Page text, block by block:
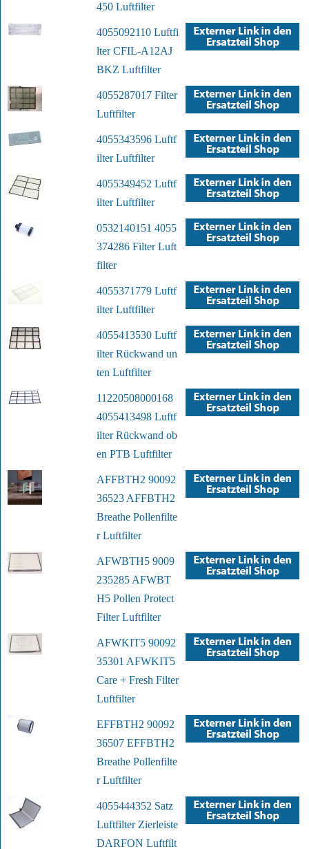
450 Luftfilter
4055092110 Luftfi
lter CFIL-A12AJ
BKZ Luftfilter
4055287017 Filter
Luftfilter
4055343596 Luftf
ilter Luftfilter
4055349452 Luftf
ilter Luftfilter
0532140151 4055
374286 Filter Luft
filter
4055371779 Luftf
ilter Luftfilter
4055413530 Luftf
ilter Rückwand un
ten Luftfilter
11220508000168
4055413498 Luftf
ilter Rückwand ob
en PTB Luftfilter
AFFBTH2 90092
36523 AFFBTH2
Breathe Pollenfilte
r Luftfilter
AFWBTH5 9009
235285 AFWBT
H5 Pollen Protect
Filter Luftfilter
AFWKIT5 90092
35301 AFWKIT5
Care + Fresh Filter
Luftfilter
EFFBTH2 90092
36507 EFFBTH2
Breathe Pollenfilte
r Luftfilter
4055444352 Satz
Luftfilter Zierleiste
DARFON Luftfilt